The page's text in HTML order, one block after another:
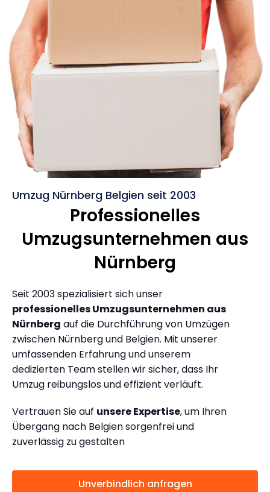
Umzug Nürnberg Belgien seit 2003
Professionelles
Umzugsunternehmen aus
Nürnberg
Seit 2003 spezialisiert sich unser
professionelles Umzugsunternehmen aus
Nürnberg auf die Durchführung von Umzügen
zwischen Nürnberg und Belgien. Mit unserer
umfassenden Erfahrung und unserem
dedizierten Team stellen wir sicher, dass Ihr
Umzug reibungslos und effizient verläuft.
Vertrauen Sie auf unsere Expertise, um Ihren
Übergang nach Belgien sorgenfrei und
zuverlässig zu gestalten
Unverbindlich anfragen